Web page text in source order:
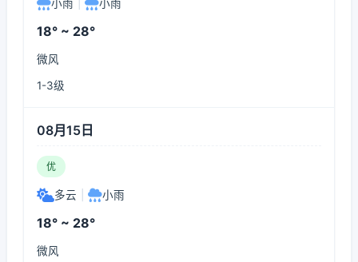
小雨 小雨
18° ~ 28°
微风
1-3级
08月15日
优
多云 小雨
18° ~ 28°
微风